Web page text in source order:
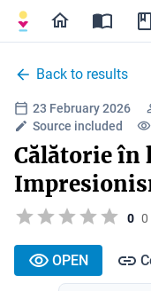
Back to results
23 February 2026
Source included
Călătorie în
0 0
OPEN